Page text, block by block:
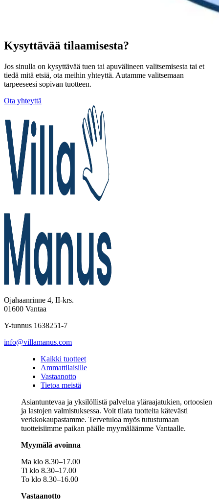
Kysyttävää tilaamisesta?
Jos sinulla on kysyttävää tuen tai apuvälineen valitsemisesta tai et
tiedä mitä etsiä, ota meihin yhteyttä. Autamme valitsemaan
tarpeeseesi sopivan tuotteen.
Ota yhteyttä
Ojahaanrinne 4, II-krs.
01600 Vantaa
Y-tunnus 1638251-7
info@villamanus.com
Kaikki tuotteet
Ammattilaisille
Vastaanotto
Tietoa meistä
Asiantuntevaa ja yksilöllistä palvelua yläraajatukien, ortoosien
ja lastojen valmistuksessa. Voit tilata tuotteita kätevästi
verkkokaupastamme. Tervetuloa myös tutustumaan
tuotteisiimme paikan päälle myymäläämme Vantaalle.
Myymälä avoinna
Ma klo 8.30–17.00
Ti klo 8.30–17.00
To klo 8.30–16.00
Vastaanotto